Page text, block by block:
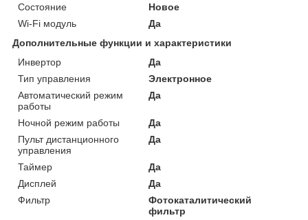
Состояние
Новое
Wi-Fi модуль
Да
Дополнительные функции и характеристики
Инвертор
Да
Тип управления
Электронное
Автоматический режим
работы
Да
Ночной режим работы
Да
Пульт дистанционного
управления
Да
Таймер
Да
Дисплей
Да
Фильтр
Фотокаталитический
фильтр